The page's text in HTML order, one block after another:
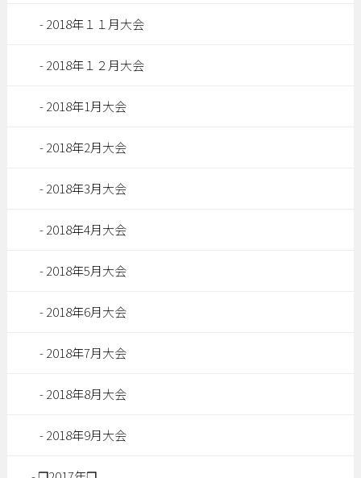
2018年１１月大会
2018年１２月大会
2018年1月大会
2018年2月大会
2018年3月大会
2018年4月大会
2018年5月大会
2018年6月大会
2018年7月大会
2018年8月大会
2018年9月大会